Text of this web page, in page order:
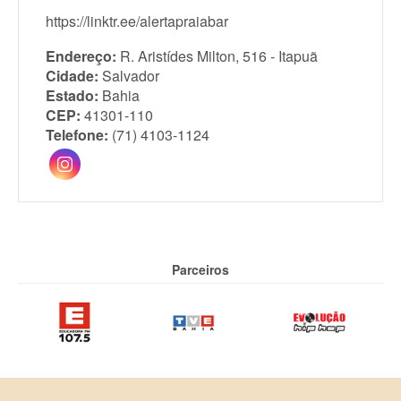
https://linktr.ee/alertapraiabar
Endereço: R. Aristídes Milton, 516 - Itapuã
Cidade: Salvador
Estado: Bahia
CEP: 41301-110
Telefone: (71) 4103-1124
Parceiros